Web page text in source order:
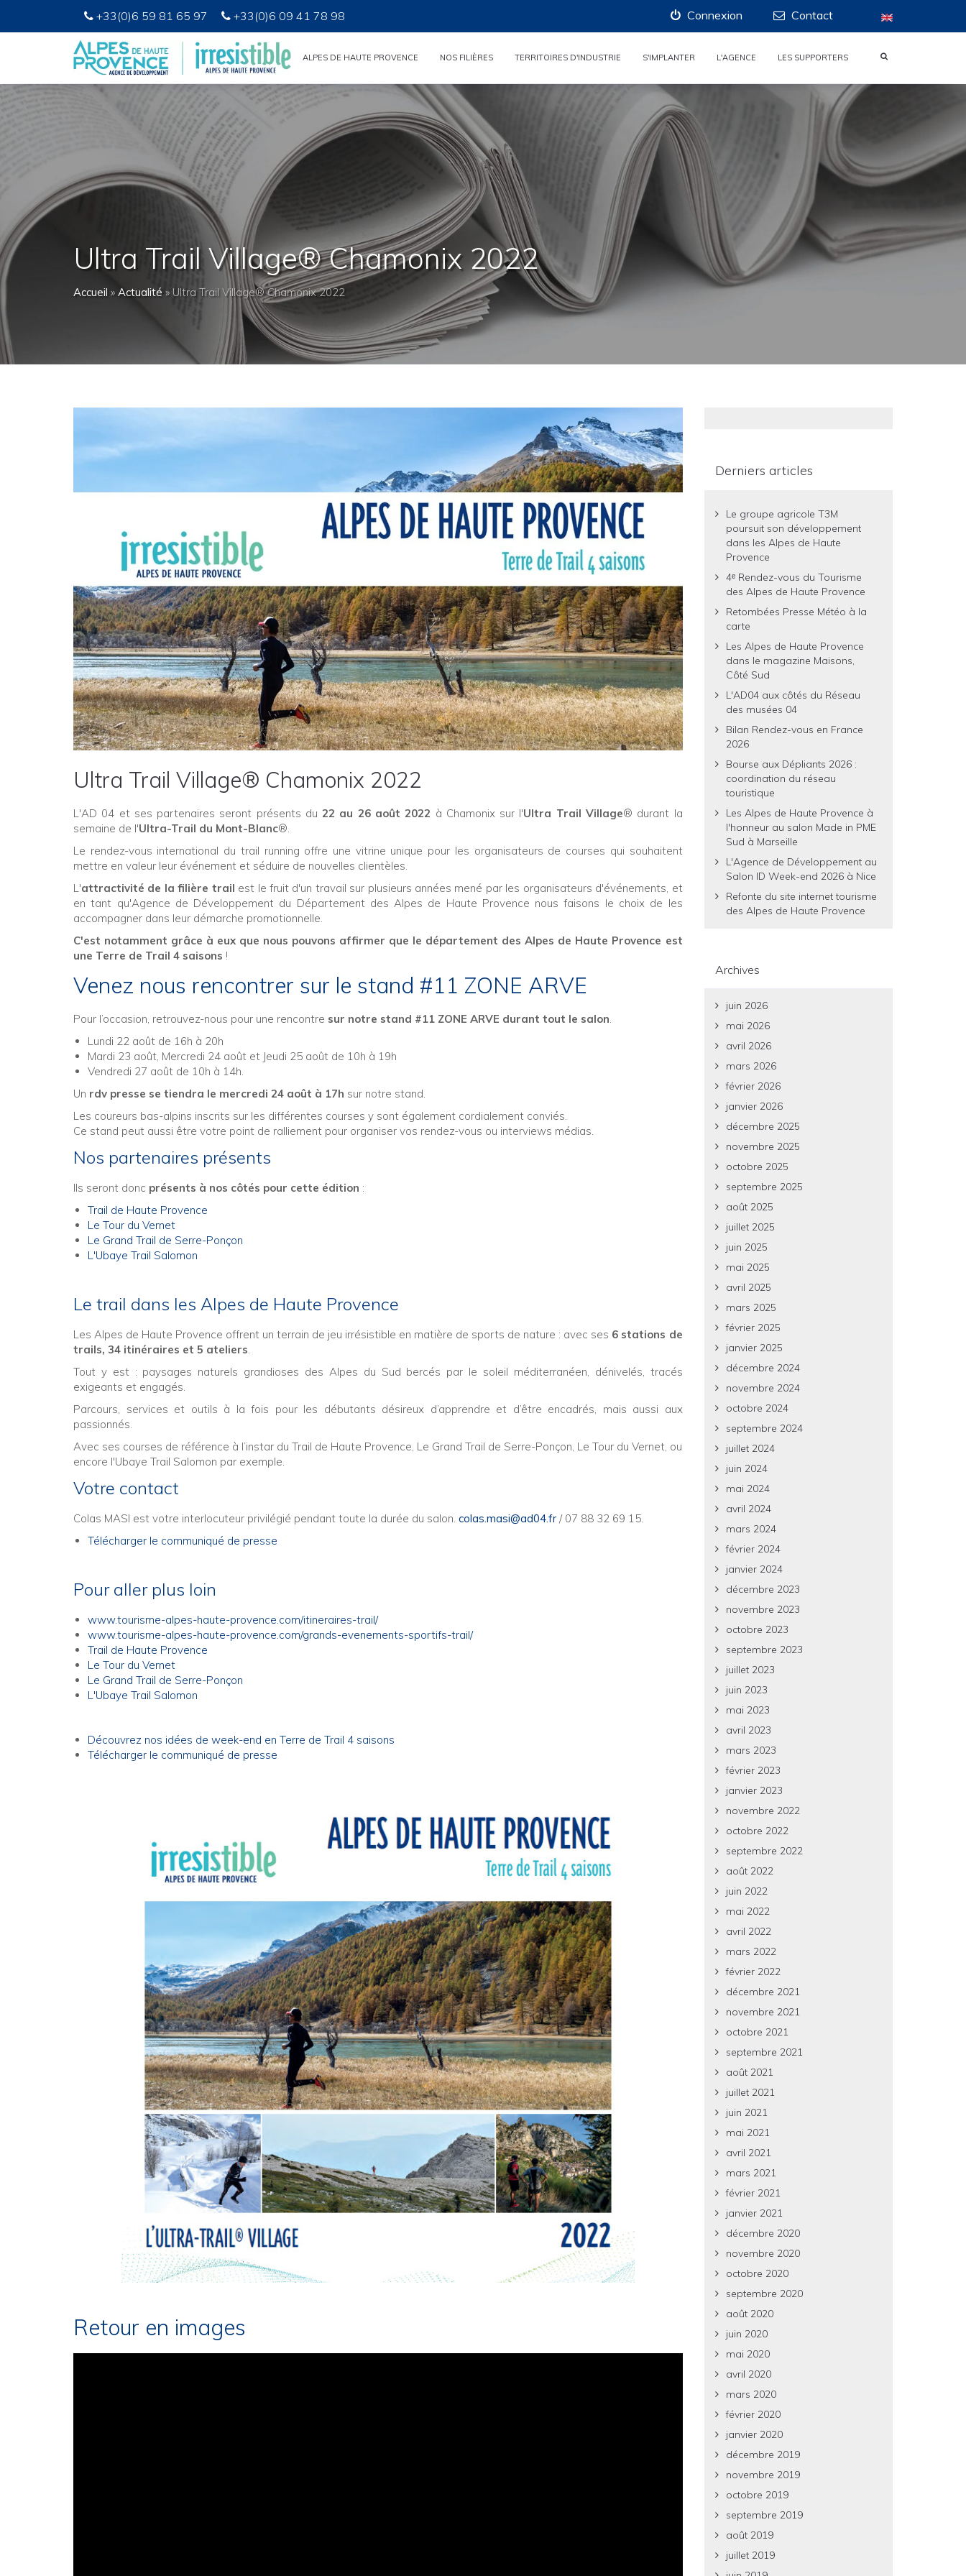
+33(0)6 59 81 65 97 +33(0)6 09 41 78 98 Connexion Contact
ALPES DE HAUTE PROVENCE NOS FILIÈRES TERRITOIRES D'INDUSTRIE S'IMPLANTER L'AGENCE LES SUPPORTERS
Ultra Trail Village® Chamonix 2022
Accueil » Actualité » Ultra Trail Village® Chamonix 2022
Ultra Trail Village® Chamonix 2022
L'AD 04 et ses partenaires seront présents du22 au 26 août 2022 à Chamonix sur l'Ultra Trail Village® durant la
semaine de l'Ultra-Trail du Mont-Blanc®.
Le rendez-vous international du trail running offre une vitrine unique pour les organisateurs de courses qui souhaitent
mettre en valeur leur événement et séduire de nouvelles clientèles.
L'attractivité de la filière trail est le fruit d'un travail sur plusieurs années mené par les organisateurs d'événements, et
en tant qu'Agence de Développement du Département des Alpes de Haute Provence nous faisons le choix de les
accompagner dans leur démarche promotionnelle.
C'est notamment grâce à eux que nous pouvons affirmer que le département des Alpes de Haute Provence est
une Terre de Trail 4 saisons !
Venez nous rencontrer sur le stand #11 ZONE ARVE
Pour l’occasion, retrouvez-nous pour une rencontre sur notre stand #11 ZONE ARVE durant tout le salon
Lundi 22 août de 16h à 20h
Mardi 23 août, Mercredi 24 août et Jeudi 25 août de 10h à 19h
Vendredi 27 août de 10h à 14h.
Un rdv presse se tiendra le mercredi 24 août à 17h sur notre stand.
Les coureurs bas-alpins inscrits sur les différentes courses y sont également cordialement conviés.
Ce stand peut aussi être votre point de ralliement pour organiser vos rendez-vous ou interviews médias.
Nos partenaires présents
Ils seront donc présents à nos côtés pour cette édition :
Trail de Haute Provence
Le Tour du Vernet
Le Grand Trail de Serre-Ponçon
L'Ubaye Trail Salomon
Le trail dans les Alpes de Haute Provence
Les Alpes de Haute Provence offrent un terrain de jeu irrésistible en matière de sports de nature : avec ses 6 stations de
trails, 34 itinéraires et 5 ateliers
Tout y est : paysages naturels grandioses des Alpes du Sud bercés par le soleil méditerranéen, dénivelés, tracés
exigeants et engagés.
Parcours, services et outils à la fois pour les débutants désireux d’apprendre et d’être encadrés, mais aussi aux
passionnés.
Avec ses courses de référence à l’instar du Trail de Haute Provence, Le Grand Trail de Serre-Ponçon, Le Tour du Vernet, ou
encore l'Ubaye Trail Salomon par exemple.
Votre contact
Colas MASI est votre interlocuteur privilégié pendant toute la durée du salon. colas.masi@ad04.fr / 07 88 32 69 15.
Télécharger le communiqué de presse
Pour aller plus loin
www.tourisme-alpes-haute-provence.com/itineraires-trail/
www.tourisme-alpes-haute-provence.com/grands-evenements-sportifs-trail/
Trail de Haute Provence
Le Tour du Vernet
Le Grand Trail de Serre-Ponçon
L'Ubaye Trail Salomon
Découvrez nos idées de week-end en Terre de Trail 4 saisons
Télécharger le communiqué de presse
Retour en images
Derniers articles
Le groupe agricole T3M
poursuit son développement
dans les Alpes de Haute
Provence
4ᵉ Rendez-vous du Tourisme
des Alpes de Haute Provence
Retombées Presse Météo à la
carte
Les Alpes de Haute Provence
dans le magazine Maisons,
Côté Sud
L'AD04 aux côtés du Réseau
des musées 04
Bilan Rendez-vous en France
2026
Bourse aux Dépliants 2026 :
coordination du réseau
touristique
Les Alpes de Haute Provence à
l'honneur au salon Made in PME
Sud à Marseille
L'Agence de Développement au
Salon ID Week-end 2026 à Nice
Refonte du site internet tourisme
des Alpes de Haute Provence
Archives
juin 2026
mai 2026
avril 2026
mars 2026
février 2026
janvier 2026
décembre 2025
novembre 2025
octobre 2025
septembre 2025
août 2025
juillet 2025
juin 2025
mai 2025
avril 2025
mars 2025
février 2025
janvier 2025
décembre 2024
novembre 2024
octobre 2024
septembre 2024
juillet 2024
juin 2024
mai 2024
avril 2024
mars 2024
février 2024
janvier 2024
décembre 2023
novembre 2023
octobre 2023
septembre 2023
juillet 2023
juin 2023
mai 2023
avril 2023
mars 2023
février 2023
janvier 2023
novembre 2022
octobre 2022
septembre 2022
août 2022
juin 2022
mai 2022
avril 2022
mars 2022
février 2022
décembre 2021
novembre 2021
octobre 2021
septembre 2021
août 2021
juillet 2021
juin 2021
mai 2021
avril 2021
mars 2021
février 2021
janvier 2021
décembre 2020
novembre 2020
octobre 2020
septembre 2020
août 2020
juin 2020
mai 2020
avril 2020
mars 2020
février 2020
janvier 2020
décembre 2019
novembre 2019
octobre 2019
septembre 2019
août 2019
juillet 2019